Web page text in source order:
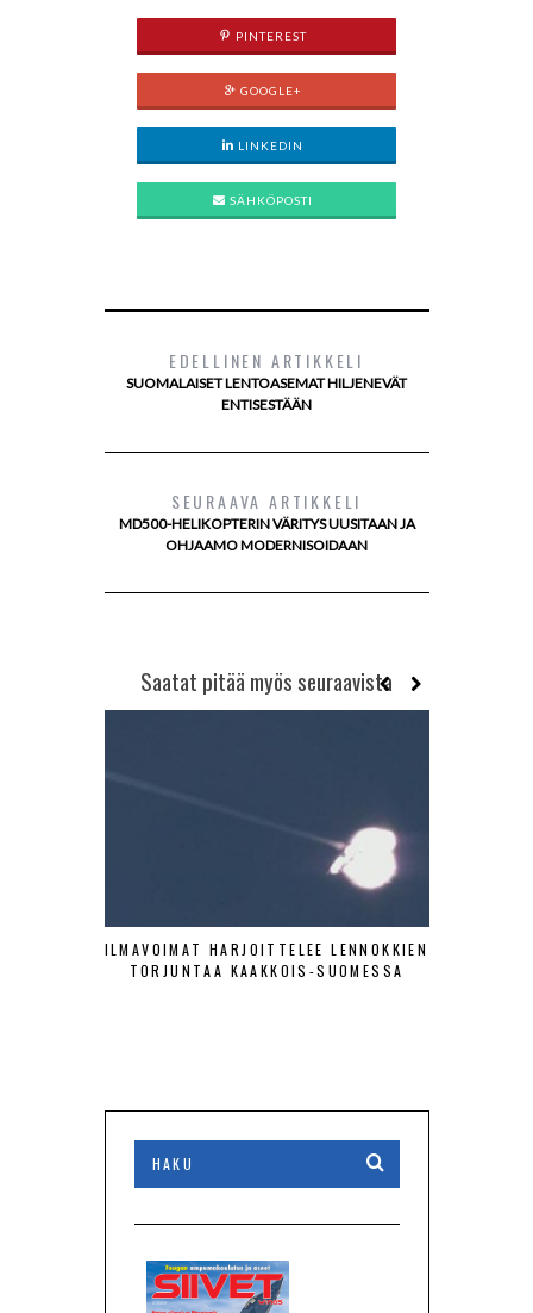
PINTEREST
GOOGLE+
LINKEDIN
SÄHKÖPOSTI
EDELLINEN ARTIKKELI
SUOMALAISET LENTOASEMAT HILJENEVÄT
ENTISESTÄÄN
SEURAAVA ARTIKKELI
MD500-HELIKOPTERIN VÄRITYS UUSITAAN JA
OHJAAMO MODERNISOIDAAN
Saatat pitää myös seuraavista
ILMAVOIMAT HARJOITTELEE LENNOKKIEN
TORJUNTAA KAAKKOIS-SUOMESSA